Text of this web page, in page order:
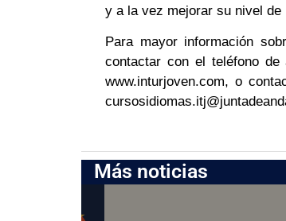
y a la vez mejorar su nivel de
Para mayor información
contactar con el teléfono
www.inturjoven.com, o
Más noticias